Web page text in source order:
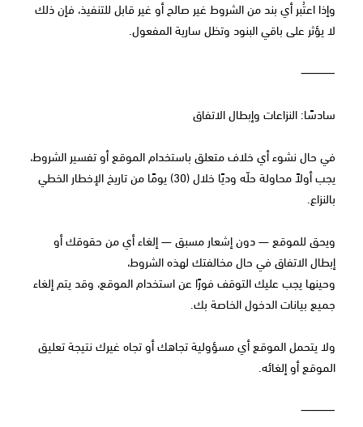
وإذا اعتُبر أي بند من الشروط غير صالح أو غير قابل للتنفيذ، فإن ذلك
لا يؤثر على باقي البنود وتظل سارية المفعول.
⸻
سادسًا: النزاعات وإبطال الاتفاق
في حال نشوء أي خلاف متعلق باستخدام الموقع أو تفسير الشروط،
يجب أولاً محاولة حلّه وديًا خلال (30) يومًا من تاريخ الإخطار الخطي
بالنزاع.
ويحق للموقع — دون إشعار مسبق — إلغاء أي من حقوقك أو
إبطال الاتفاق في حال مخالفتك لهذه الشروط،
وحينها يجب عليك التوقف فورًا عن استخدام الموقع، وقد يتم إلغاء
جميع بيانات الدخول الخاصة بك.
ولا يتحمل الموقع أي مسؤولية تجاهك أو تجاه غيرك نتيجة تعليق
الموقع أو إلغائه.
⸻